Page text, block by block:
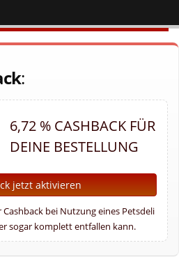
:
6,72 % CASHBACK FÜR
DEINE BESTELLUNG
jetzt aktivieren
bei Nutzung eines Petsdeli
sogar komplett entfallen kann.